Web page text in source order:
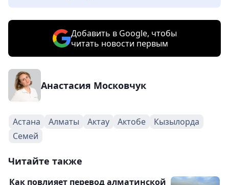
Добавить в Google, чтобы
читать новости первым
Анастасия Московчук
Астана Алматы Актау Актобе
Кызылорда
Семей
Читайте также
Как повлияет перевод алматинской